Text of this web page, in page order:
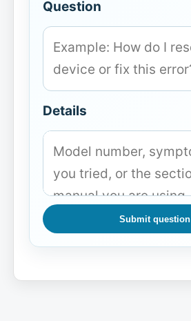
Question
Details
Submit question